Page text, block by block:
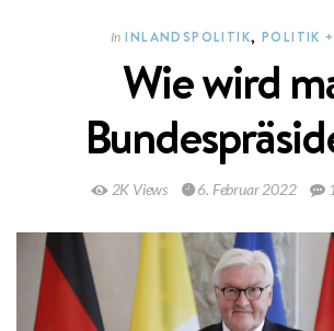
In INLANDSPOLITIK, POLITIK
Wie wird
2K Views 6. Februar 2022